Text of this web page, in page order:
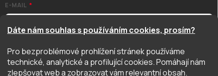
Dáte nám souhlas s používáním cookies, prosím?
Pro bezproblémové prohlížení stránek používáme
technické, analytické a profilující cookies. Pomáhají nám
zlepšovat web a zobrazovat vám relevantní obsah.
E-MAIL
Odesláním potvrzuji, že jsem se seznámil/a se zásadami
ochrany osobních údajů. Úplné znění naleznetezde